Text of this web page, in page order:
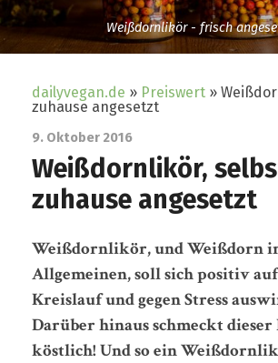
Weißdornlikör - frisch
dailyvegan.de » Preiswert »
zuhause angesetzt
9. Oktober 2016
Weißdornlikör,
zuhause angesetzt
Weißdornlikör, und Weißdorn
Allgemeinen, soll sich positiv
Kreislauf und gegen Stress
Darüber hinaus schmeckt
köstlich! Und so ein